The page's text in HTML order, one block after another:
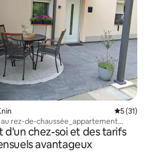
5 (31)
au rez-de-chaussée_appartement
d'un chez-soi et des tarifs
avantageux